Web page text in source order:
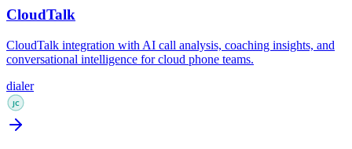
CloudTalk
CloudTalk integration with AI call analysis, coaching insights, and
conversational intelligence for cloud phone teams.
dialer